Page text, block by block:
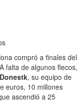
compró a finales del
falta de algunos flecos,
, su equipo de
euros, 10 millones
ascendió a 25